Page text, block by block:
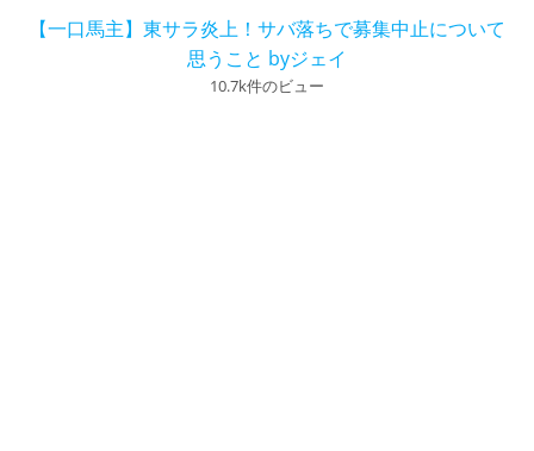
【一口馬主】東サラ炎上！サバ落ちで募集中止について
思うこと byジェイ
10.7k件のビュー